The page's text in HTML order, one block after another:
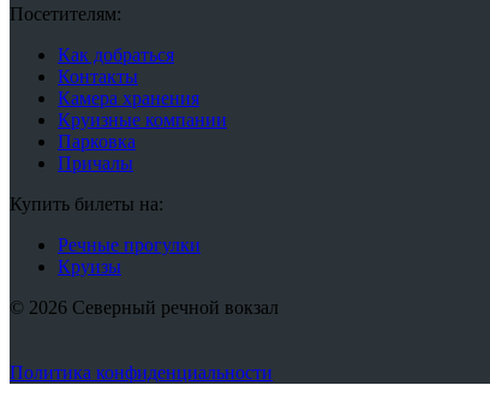
Посетителям:
Как добраться
Контакты
Камера хранения
Круизные компании
Парковка
Причалы
Купить билеты на:
Речные прогулки
Круизы
© 2026 Северный речной вокзал
Политика конфиденциальности